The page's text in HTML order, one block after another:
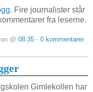
. Fire journalister står
fra leserne.
@ 08:35 - 0 kommentarer
Gimlekollen har